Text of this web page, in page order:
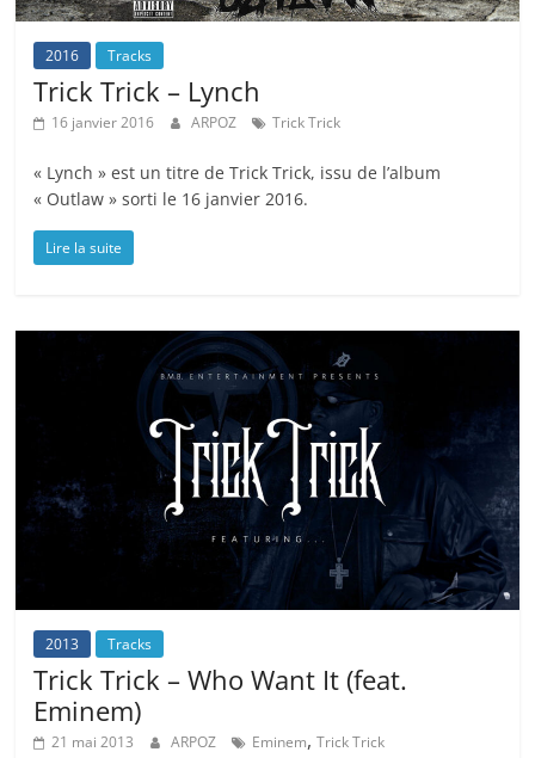
2016 Tracks
Trick Trick – Lynch
16 janvier 2016 ARPOZ Trick Trick
« Lynch » est un titre de Trick Trick, issu de l’album
« Outlaw » sorti le 16 janvier 2016.
Lire la suite
2013 Tracks
Trick Trick – Who Want It (feat.
Eminem)
21 mai 2013 ARPOZ Eminem,Trick Trick